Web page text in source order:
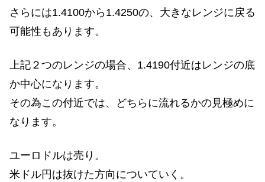
さらには1.4100から1.4250の、大きなレンジに戻る
可能性もあります。
上記２つのレンジの場合、1.4190付近はレンジの底
か中心になります。
その為この付近では、どちらに流れるかの見極めに
なります。
ユーロドルは売り。
米ドル円は抜けた方向についていく。